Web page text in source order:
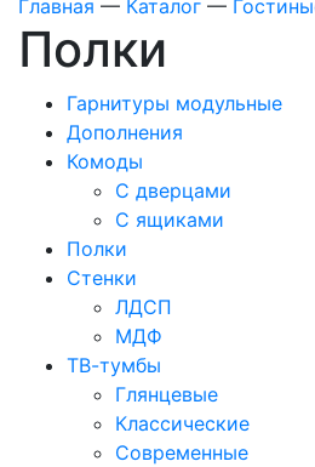
Главная — Каталог —
Полки
Гарнитуры модульные
Дополнения
Комоды
С дверцами
С ящиками
Полки
Стенки
ЛДСП
МДФ
ТВ-тумбы
Глянцевые
Классические
Современные